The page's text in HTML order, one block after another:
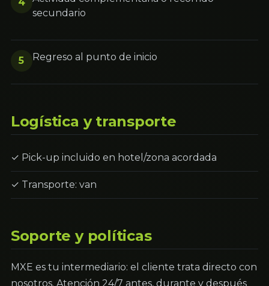
secundario
5 Regreso al punto de inicio
Logística y transporte
✓ Pick-up incluido en hotel/zona acordada
✓ Transporte: van
Soporte y políticas
MXE es tu intermediario: el cliente trata directo con
nosotros. Atención 24/7 antes, durante y después